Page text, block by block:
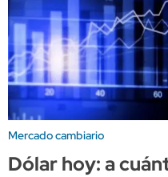
Mercado cambiario
Dólar hoy: a